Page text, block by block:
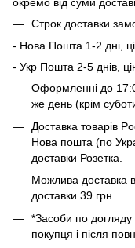
Строк доставки
- Нова Пошта 1-2 дні,
- Укр Пошта 2-5 днів,
Оформленні до
же день (крім
Доставка товарів
Нова пошта (по
доставки Розетка.
Можлива доставка в
доставки 39 грн
*Засоби по догляду
покупця і після